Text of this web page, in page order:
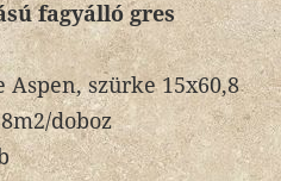
fagyálló gres
Aspen, szürke 15x60,8
doboz